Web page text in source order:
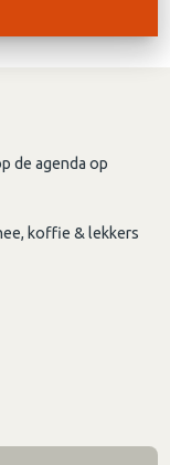
de agenda op
koffie & lekkers